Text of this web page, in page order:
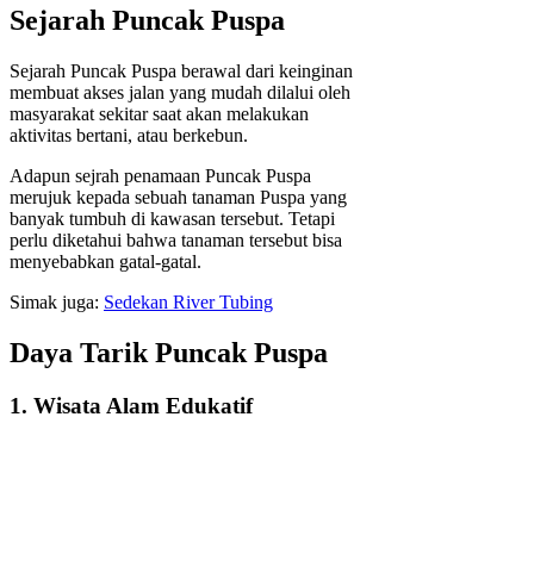
Sejarah Puncak Puspa
Sejarah Puncak Puspa berawal dari keinginan
membuat akses jalan yang mudah dilalui oleh
masyarakat sekitar saat akan melakukan
aktivitas bertani, atau berkebun.
Adapun sejrah penamaan Puncak Puspa
merujuk kepada sebuah tanaman Puspa yang
banyak tumbuh di kawasan tersebut. Tetapi
perlu diketahui bahwa tanaman tersebut bisa
menyebabkan gatal-gatal.
Simak juga: Sedekan River Tubing
Daya Tarik Puncak Puspa
1. Wisata Alam Edukatif